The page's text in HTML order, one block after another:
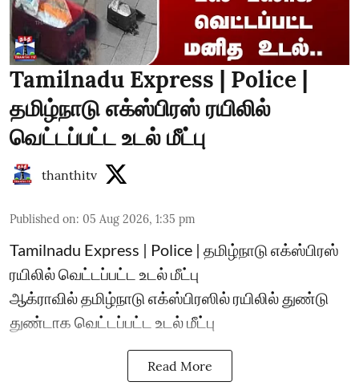
Tamilnadu Express | Police |
தமிழ்நாடு எக்ஸ்பிரஸ் ரயிலில்
வெட்டப்பட்ட உடல் மீட்பு
thanthitv
Published on: 05 Aug 2026, 1:35 pm
Tamilnadu Express | Police | தமிழ்நாடு எக்ஸ்பிரஸ்
ரயிலில் வெட்டப்பட்ட உடல் மீட்பு
ஆக்ராவில் தமிழ்நாடு எக்ஸ்பிரஸில் ரயிலில் துண்டு
துண்டாக வெட்டப்பட்ட உடல் மீட்பு
Read More